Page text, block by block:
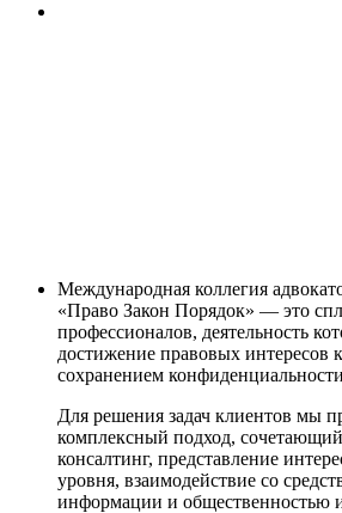
Международная коллегия
«Право Закон Порядок» — это
профессионалов, деятельность
достижение правовых интересов
сохранением
Для решения задач клиентов мы
комплексный подход,
консалтинг, представление
уровня, взаимодействие со
информации и общественностью